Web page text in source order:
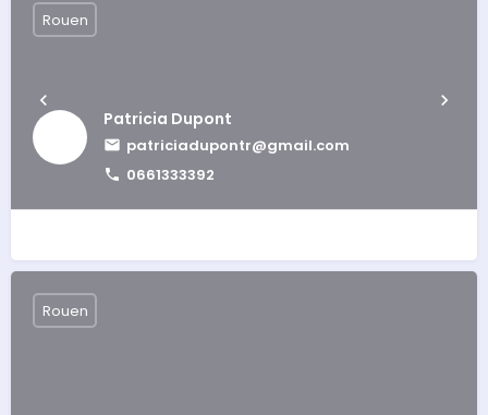
Patricia Dupont
patriciadupontr@gmail.com
0661333392
Rouen
Rouen